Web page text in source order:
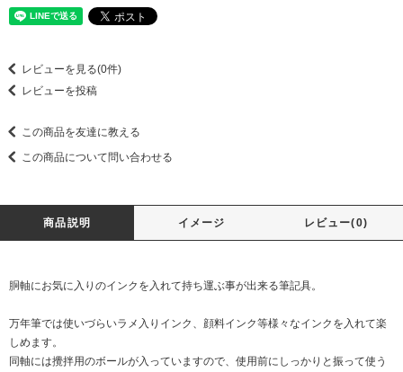
レビューを見る(0件)
レビューを投稿
この商品を友達に教える
この商品について問い合わせる
商品説明 イメージ レビュー(0)
胴軸にお気に入りのインクを入れて持ち運ぶ事が出来る筆記具。
万年筆では使いづらいラメ入りインク、顔料インク等様々なインクを入れて楽
しめます。
同軸には攪拌用のボールが入っていますので、使用前にしっかりと振って使う